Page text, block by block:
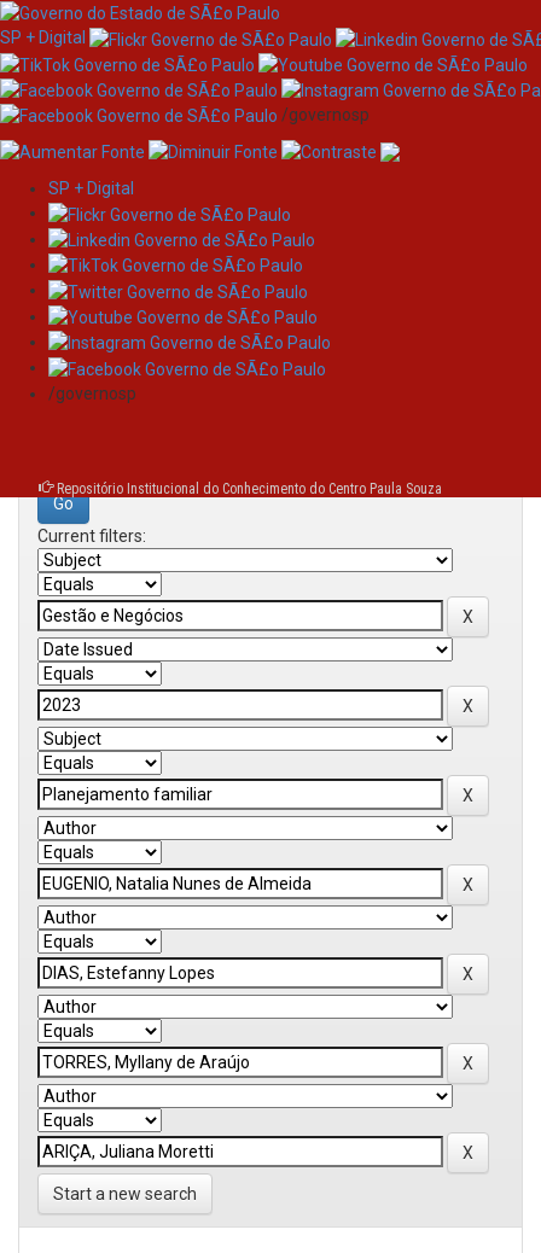
Skip
navigation
SP + Digital
/governosp
SP + Digital
/governosp
Repositório Institucional do Conhecimento do Centro Paula Souza
Search
Search:
Current filters:
Start a new search